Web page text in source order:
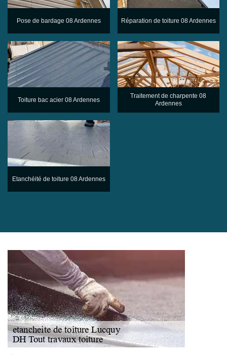
Pose de bardage 08 Ardennes Réparation de toiture 08 Ardennes
Toiture bac acier 08 Ardennes
Traitement de charpente 08
Ardennes
Etanchéité de toiture 08 Ardennes